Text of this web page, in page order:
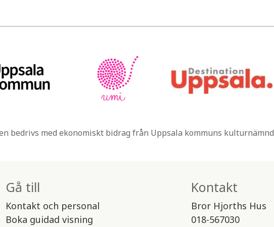
bedrivs med ekonomiskt bidrag från Uppsala kommuns kulturnämnd
Gå till
Kontakt och personal
Boka guidad visning
Kontakt
Bror Hjorths Hus
018-567030